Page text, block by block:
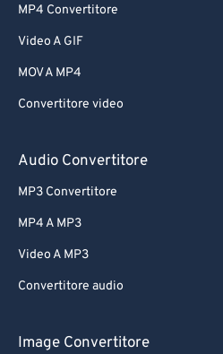
MP4 Convertitore
Video A GIF
MOV A MP4
Convertitore video
Audio Convertitore
MP3 Convertitore
MP4 A MP3
Video A MP3
Convertitore audio
Image Convertitore